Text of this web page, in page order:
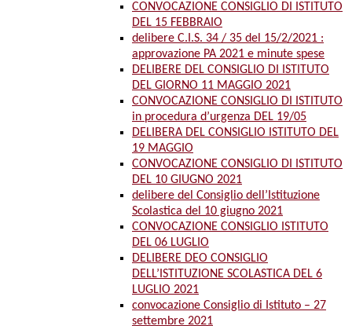
CONVOCAZIONE CONSIGLIO DI ISTITUTO
DEL 15 FEBBRAIO
delibere C.I.S. 34 / 35 del 15/2/2021 :
approvazione PA 2021 e minute spese
DELIBERE DEL CONSIGLIO DI ISTITUTO
DEL GIORNO 11 MAGGIO 2021
CONVOCAZIONE CONSIGLIO DI ISTITUTO
in procedura d’urgenza DEL 19/05
DELIBERA DEL CONSIGLIO ISTITUTO DEL
19 MAGGIO
CONVOCAZIONE CONSIGLIO DI ISTITUTO
DEL 10 GIUGNO 2021
delibere del Consiglio dell’Istituzione
Scolastica del 10 giugno 2021
CONVOCAZIONE CONSIGLIO ISTITUTO
DEL 06 LUGLIO
DELIBERE DEO CONSIGLIO
DELL’ISTITUZIONE SCOLASTICA DEL 6
LUGLIO 2021
convocazione Consiglio di Istituto – 27
settembre 2021